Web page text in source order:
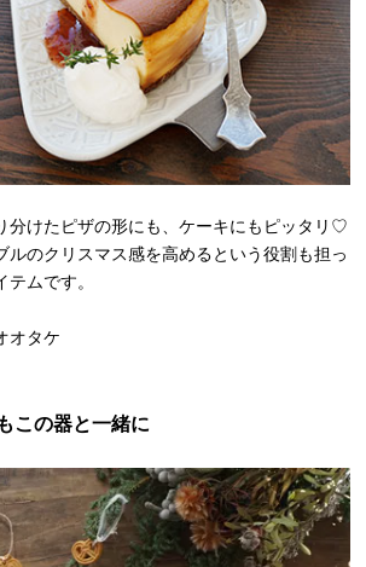
分けたピザの形にも、ケーキにもピッタリ♡
ルのクリスマス感を高めるという役割も担っ
ムです。
オタケ
この器と一緒に